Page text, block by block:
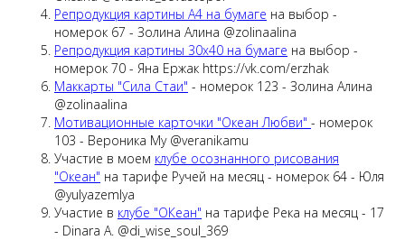
Репродукция картины A4 на бумаге на выбор -
номерок 67 - Золина Алина @zolinaalina
Репродукция картины 30х40 на бумаге на выбор -
номерок 70 - Яна Ержак https://vk.com/erzhak
Маккарты "Сила Стаи" - номерок 123 - Золина Алина
@zolinaalina
Мотивационные карточки "Океан Любви" - номерок
103 - Вероника Му @veranikamu
Участие в моем клубе осознанного рисования
"Океан" на тарифе Ручей на месяц - номерок 64 - Юля
@yulyazemlya
Участие в клубе "ОКеан" на тарифе Река на месяц - 17
- Dinara A. @di_wise_soul_369